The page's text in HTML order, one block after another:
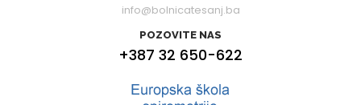
info@bolnicatesanj.ba
POZOVITE NAS
+387 32 650-622